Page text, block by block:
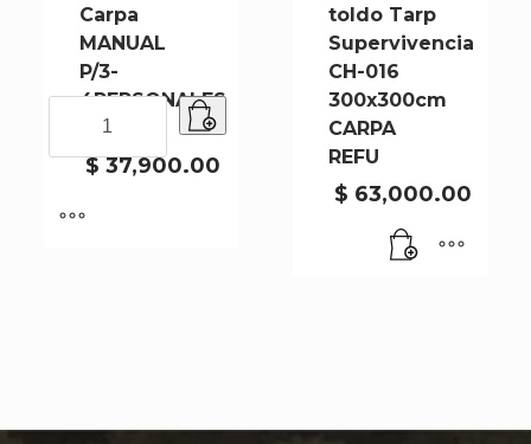
Carpa
MANUAL
P/3-
4PERSONALES
Ch-005A
$37,900.00
MANUAL
P/3-
Ch-
toldo Tarp
Supervivencia
CH-016
300x300cm
CARPA
REFU
$ 63,000.00